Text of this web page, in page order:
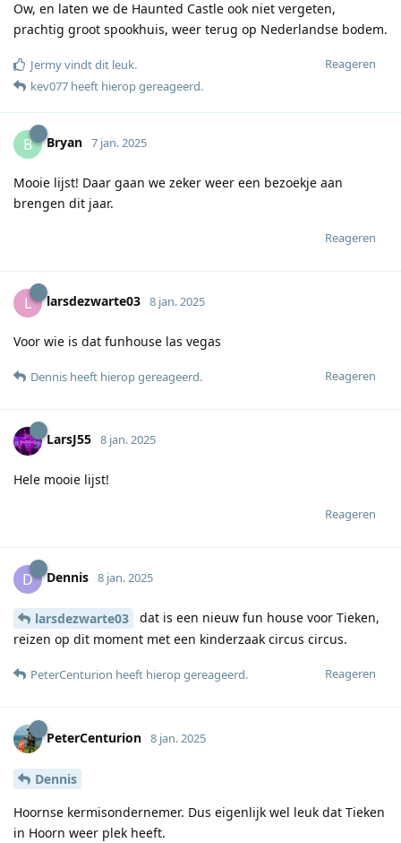
Ow, en laten we de Haunted Castle ook niet vergeten,
prachtig groot spookhuis, weer terug op Nederlandse bodem.
Reageren
Jermyvindt dit leuk.
kev077 heeft hierop gereageerd.
B Bryan 7 jan. 2025
Mooie lijst! Daar gaan we zeker weer een bezoekje aan
brengen dit jaar.
Reageren
L larsdezwarte03 8 jan. 2025
Voor wie is dat funhouse las vegas
Reageren
Dennis heeft hierop gereageerd.
LarsJ55 8 jan. 2025
Hele mooie lijst!
Reageren
D Dennis 8 jan. 2025
larsdezwarte03
dat is een nieuw fun house voor Tieken,
reizen op dit moment met een kinderzaak circus circus.
Reageren
PeterCenturion heeft hierop gereageerd.
PeterCenturion 8 jan. 2025
Dennis
Hoornse kermisondernemer. Dus eigenlijk wel leuk dat Tieken
in Hoorn weer plek heeft.